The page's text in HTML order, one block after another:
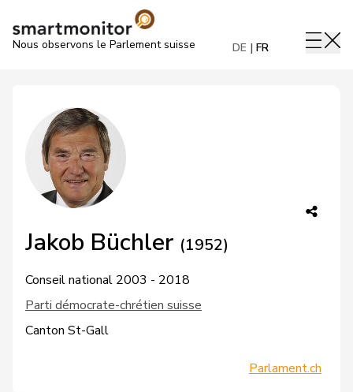
Nous observons le Parlement suisse DE FR
Jakob Büchler (1952)
Conseil national 2003 - 2018
Parti démocrate-chrétien suisse
Canton St-Gall
Parlament.ch